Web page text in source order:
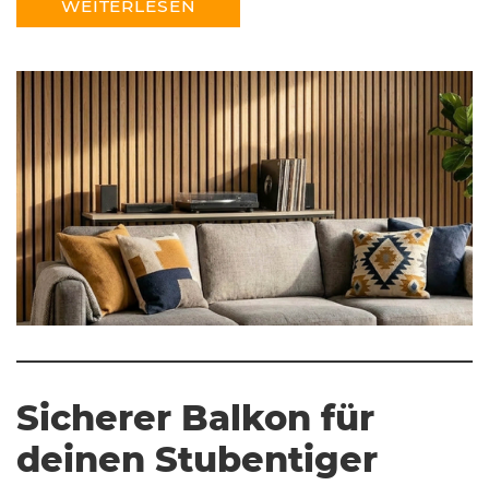
WEITERLESEN
Sicherer Balkon für
deinen Stubentiger